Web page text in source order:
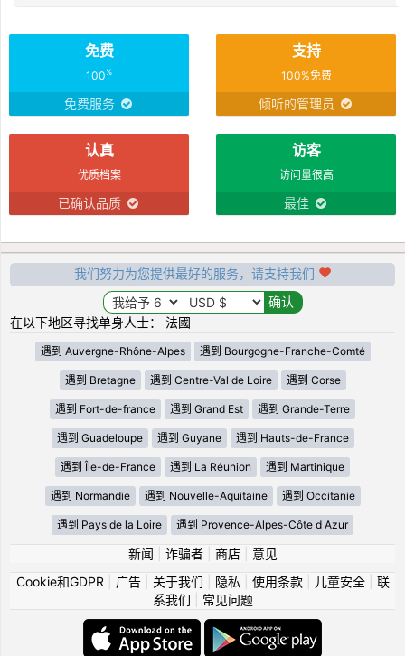
免费
100%
免费服务
支持
100%免费
倾听的管理员
认真
优质档案
已确认品质
访客
访问量很高
最佳
我们努力为您提供最好的服务，请支持我们
在以下地区寻找单身人士： 法國
遇到 Auvergne-Rhône-Alpes 遇到 Bourgogne-Franche-Comté
遇到 Bretagne 遇到 Centre-Val de Loire 遇到 Corse
遇到 Fort-de-france 遇到 Grand Est 遇到 Grande-Terre
遇到 Guadeloupe 遇到 Guyane 遇到 Hauts-de-France
遇到 Île-de-France 遇到 La Réunion 遇到 Martinique
遇到 Normandie 遇到 Nouvelle-Aquitaine 遇到 Occitanie
遇到 Pays de la Loire 遇到 Provence-Alpes-Côte d Azur
新闻 诈骗者| 商店| 意见
Cookie和GDPR
广告| 关于我们 隐私 使用条款| 儿童安全| 联
系我们
常见问题